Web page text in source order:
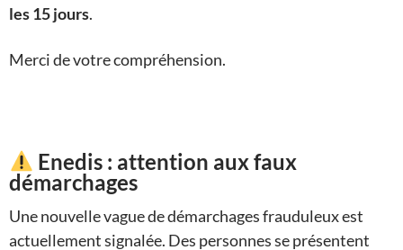
les 15 jours.
Merci de votre compréhension.
Enedis : attention aux faux
démarchages
Une nouvelle vague de démarchages frauduleux est
actuellement signalée. Des personnes se présentent